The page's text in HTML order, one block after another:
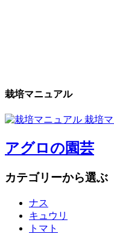
栽培マニュアル
栽培
アグロの園芸
カテゴリーから選ぶ
ナス
キュウリ
トマト